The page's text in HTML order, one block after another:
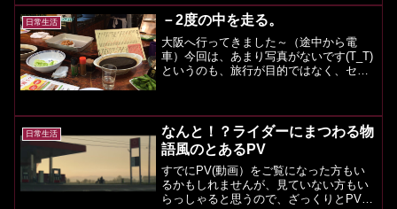
ンなのか、正式な出...
日常生活 －2度の中を走る。
大阪へ行ってきました～（途中から電
車）今回は、あまり写真がないです(T_T)
というのも、旅行が目的ではなく、セミ
字ばかりになってしまい、すいません。
え？文字が読むのがめ...
日常生活
なんと！？ライダーにまつわる物
語風のとあるPV
すでにPV(動画）をご覧になった方もい
るかもしれませんが、見ていない方もい
らっしゃると思うので、ざっくりとPVの